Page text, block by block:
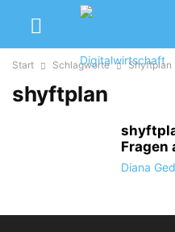
Start Schlagworte Shyftplan
shyftplan
Fragen
Diana